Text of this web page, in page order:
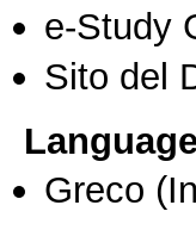
e-Study
Sito del
Greco